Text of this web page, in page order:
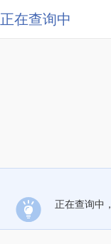
正在查询中
正在查询中